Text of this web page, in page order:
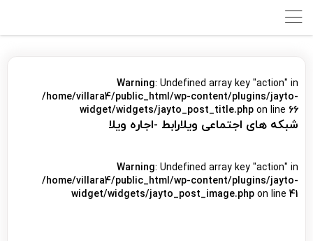
Warning: Undefined array key "action" in
/home/villara4/public_html/wp-content/plugins/jayto-
widget/widgets/jayto_post_title.php on line 66
شبکه های اجتماعی ویلارابط -اجاره ویلا
Warning: Undefined array key "action" in
/home/villara4/public_html/wp-content/plugins/jayto-
widget/widgets/jayto_post_image.php on line 41